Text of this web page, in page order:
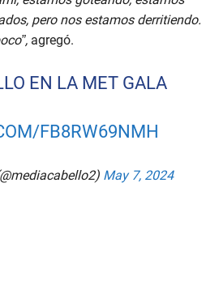
pero nos estamos derritiendo.
agregó.
EN LA MET GALA
FB8RW69NMH
May 7, 2024